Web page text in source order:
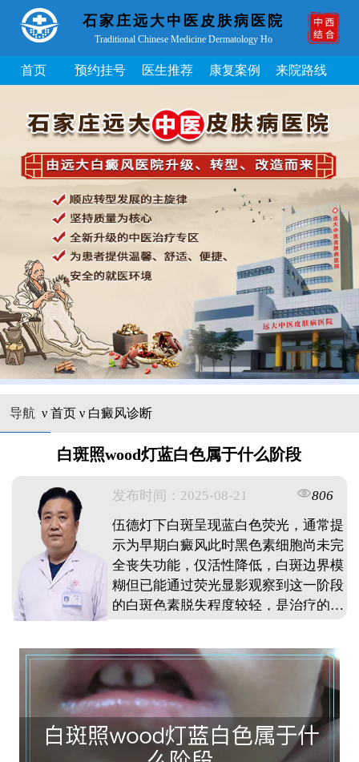
石家庄远大中医皮肤病医院
Traditional Chinese Medicine Dermatology Ho
首页 预约挂号 医生推荐 康复案例 来院路线
导航 ν 首页ν 白癜风诊断
白斑照wood灯蓝白色属于什么阶段
发布时间：2025-08-21
806
伍德灯下白斑呈现蓝白色荧光，通常提
示为早期白癜风此时黑色素细胞尚未完
全丧失功能，仅活性降低，白斑边界模
糊但已能通过荧光显影观察到这一阶段
的白斑色素脱失程度较轻，是治疗的黄
需注意，仅凭伍德灯颜色无法确诊，需
结合皮肤镜，三维皮肤CT等进一步检
查明确病情。 ...